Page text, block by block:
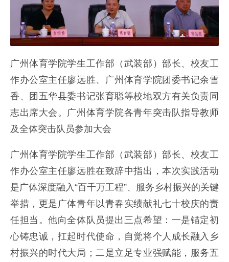
广州体育学院学生工作部（武装部）部长、校友工
作办公室主任廖远胜、广州体育学院团委书记余雪
香、团五华县委书记张育聪等校地双方有关负责同
志出席大会。广州体育学院各青年突击队指导教师
及全体突击队员参加大会
广州体育学院学生工作部（武装部）部长、校友工
作办公室主任廖远胜在致辞中指出，本次实践活动
是广体深度融入“百千万工程”、服务乡村振兴的关键
举措，更是广体青年以青春实绩献礼七十校庆的责
任担当。他向全体队员提出三点希望：一是锚定初
心铸忠诚，扛起时代使命，自觉将个人成长融入乡
村振兴的时代大局；二是立足专业强赋能，服务五